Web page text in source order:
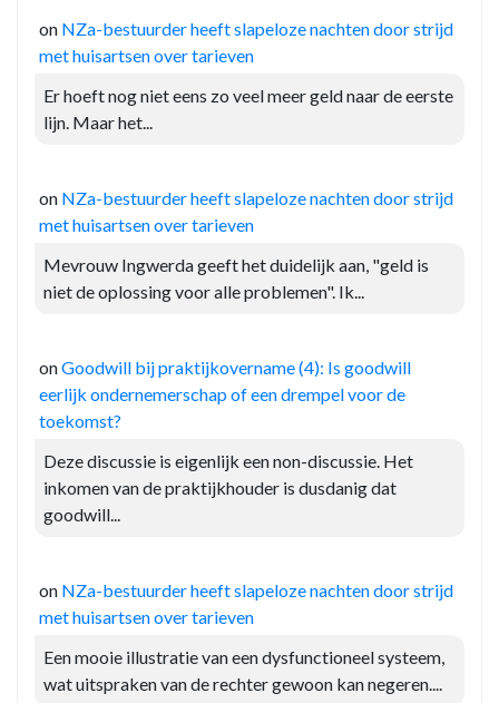
on NZa-bestuurder heeft slapeloze nachten door strijd
met huisartsen over tarieven
Er hoeft nog niet eens zo veel meer geld naar de eerste
lijn. Maar het...
on NZa-bestuurder heeft slapeloze nachten door strijd
met huisartsen over tarieven
Mevrouw Ingwerda geeft het duidelijk aan, "geld is
niet de oplossing voor alle problemen". Ik...
onGoodwill bij praktijkovername (4): Is goodwill
eerlijk ondernemerschap of een drempel voor de
toekomst?
Deze discussie is eigenlijk een non-discussie. Het
inkomen van de praktijkhouder is dusdanig dat
goodwill...
on NZa-bestuurder heeft slapeloze nachten door strijd
met huisartsen over tarieven
Een mooie illustratie van een dysfunctioneel systeem,
wat uitspraken van de rechter gewoon kan negeren....